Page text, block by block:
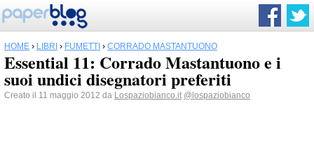
HOME › LIBRI › FUMETTI › CORRADO MASTANTUONO
Essential 11: Corrado Mastantuono e i
suoi undici disegnatori preferiti
Creato il 11 maggio 2012 da Lospaziobianco.it @lospaziobianco